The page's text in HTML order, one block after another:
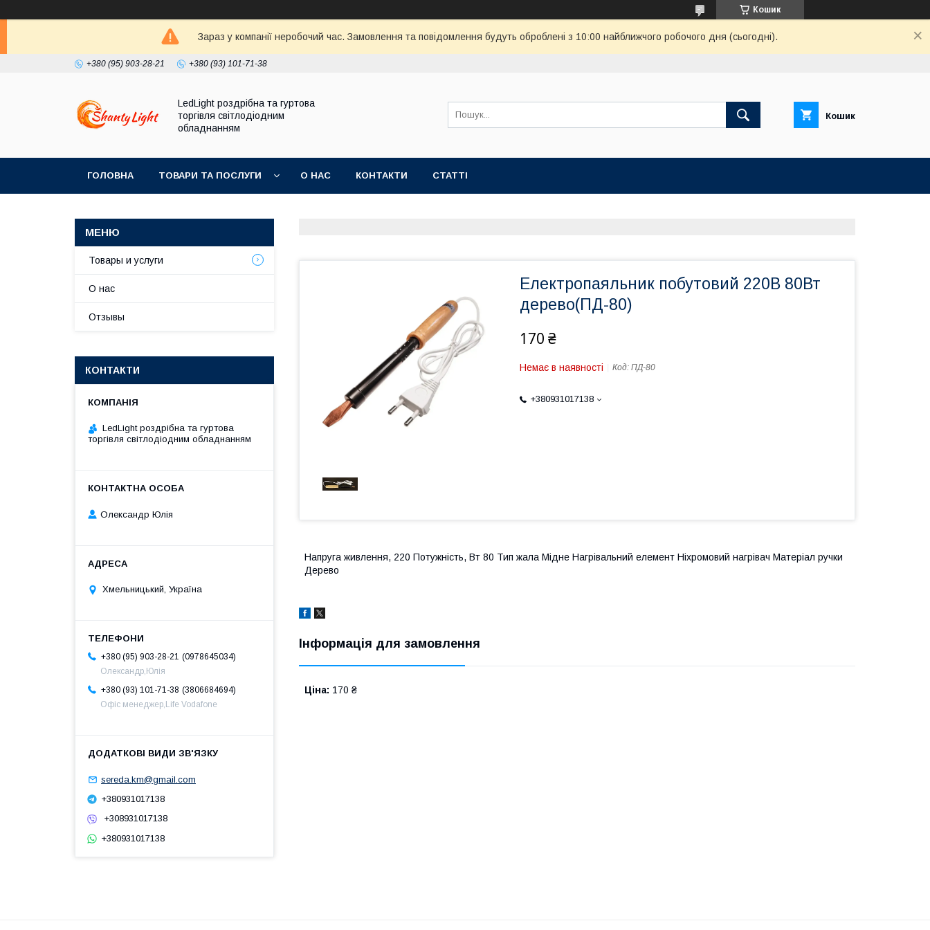
Кошик
Зараз у компанії неробочий час. Замовлення та повідомлення будуть оброблені з 10:00 найближчого робочого дня (сьогодні).
+380 (95) 903-28-21 +380 (93) 101-71-38
LedLight роздрiбна та гуртова
торгiвля свiтлодiодним
обладнанням
Кошик
ГОЛОВНА ТОВАРИ ТА ПОСЛУГИ О НАС КОНТАКТИ СТАТТІ
Електропаяльник побутовий 220В 80Вт
дерево(ПД-80)
170 ₴
Немає в наявності Код: ПД-80
+380931017138
Напруга живлення, 220 Потужність, Вт 80 Тип жала Мідне Нагрівальний елемент Ніхромовий нагрівач Матеріал ручки
Дерево
Інформація для замовлення
Ціна: 170 ₴
Товары и услуги
О нас
Отзывы
КОНТАКТИ
LedLight роздрiбна та гуртова
торгiвля свiтлодiодним обладнанням
Олександр Юлія
Хмельницький, Україна
+380 (95) 903-28-21
0978645034
Олександр,Юлія
+380 (93) 101-71-38
3806684694
Офіс менеджер,Life Vodafone
sereda.km@gmail.com
+380931017138
+308931017138
+380931017138